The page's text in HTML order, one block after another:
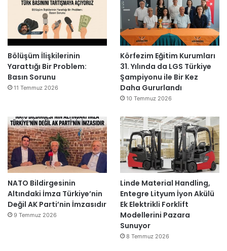
Bölüşüm İlişkilerinin
Yarattığı Bir Problem:
Basın Sorunu
11 Temmuz 2026
Körfezim Eğitim Kurumları
31. Yılında da LGS Türkiye
Şampiyonu ile Bir Kez
Daha Gururlandı
10 Temmuz 2026
NATO Bildirgesinin
Altındaki İmza Türkiye’nin
Değil AK Parti’nin İmzasıdır
9 Temmuz 2026
Linde Material Handling,
Entegre Lityum İyon Akülü
Ek Elektrikli Forklift
Modellerini Pazara
Sunuyor
8 Temmuz 2026